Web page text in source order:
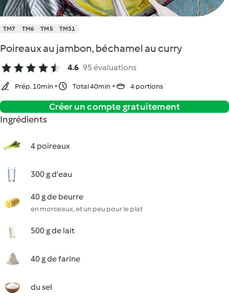
TM7 TM6 TM5 TM31
Poireaux au jambon, béchamel au curry
4.6 95 évaluations
Prép. 10min Total 40min 4 portions
Créer un compte gratuitement
Ingrédients
4 poireaux
300 g d'eau
40 g de beurre
en morceaux, et un peu pour le plat
500 g de lait
40 g de farine
du sel